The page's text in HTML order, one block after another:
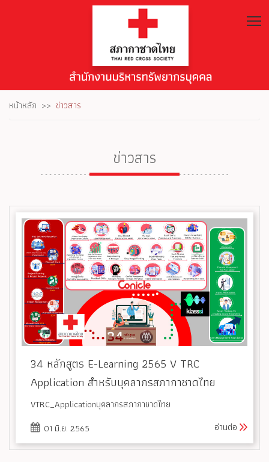
หน้าหลัก ข่าวสาร
ข่าวสาร
34 หลักสูตร E-Learning 2565 V TRC
Application สำหรับบุคลากรสภากาชาดไทย
VTRC_Applicationบุคลากรสภากาชาดไทย
01 มิ.ย. 2565
อ่านต่อ